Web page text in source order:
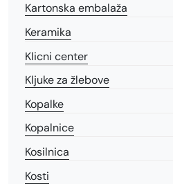
Kartonska embalaža
Keramika
Klicni center
Kljuke za žlebove
Kopalke
Kopalnice
Kosilnica
Kosti